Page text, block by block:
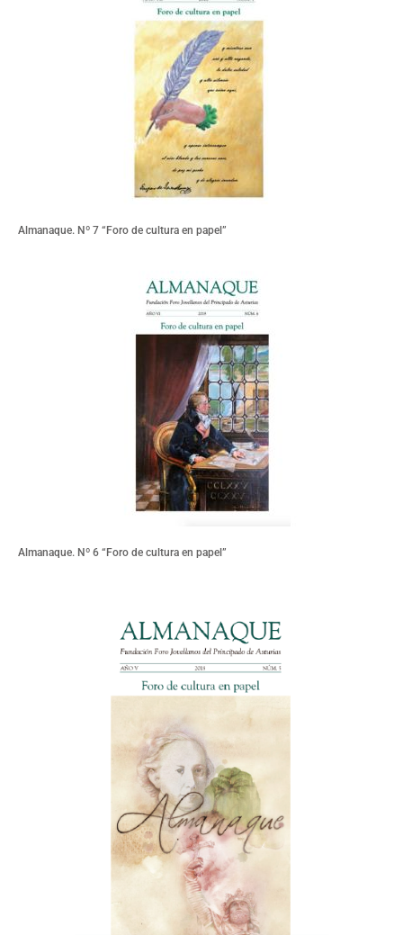
Almanaque. Nº 7 “Foro de cultura en papel”
Almanaque. Nº 6 “Foro de cultura en papel”